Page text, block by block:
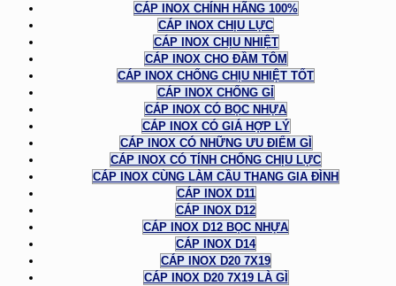
CÁP INOX CHÍNH HÃNG 100%
CÁP INOX CHỊU LỰC
CÁP INOX CHỊU NHIỆT
CÁP INOX CHO ĐẦM TÔM
CÁP INOX CHỐNG CHỊU NHIỆT TỐT
CÁP INOX CHỐNG GỈ
CÁP INOX CÓ BỌC NHỰA
CÁP INOX CÓ GIÁ HỢP LÝ
CÁP INOX CÓ NHỮNG ƯU ĐIỂM GÌ
CÁP INOX CÓ TÍNH CHỐNG CHỊU LỰC
CÁP INOX CÙNG LÀM CẦU THANG GIA ĐÌNH
CÁP INOX D11
CÁP INOX D12
CÁP INOX D12 BỌC NHỰA
CÁP INOX D14
CÁP INOX D20 7X19
CÁP INOX D20 7X19 LÀ GÌ